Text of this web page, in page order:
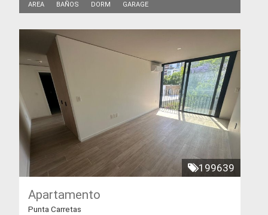
AREA BAÑOS DORM GARAGE
199639
Apartamento
Punta Carretas